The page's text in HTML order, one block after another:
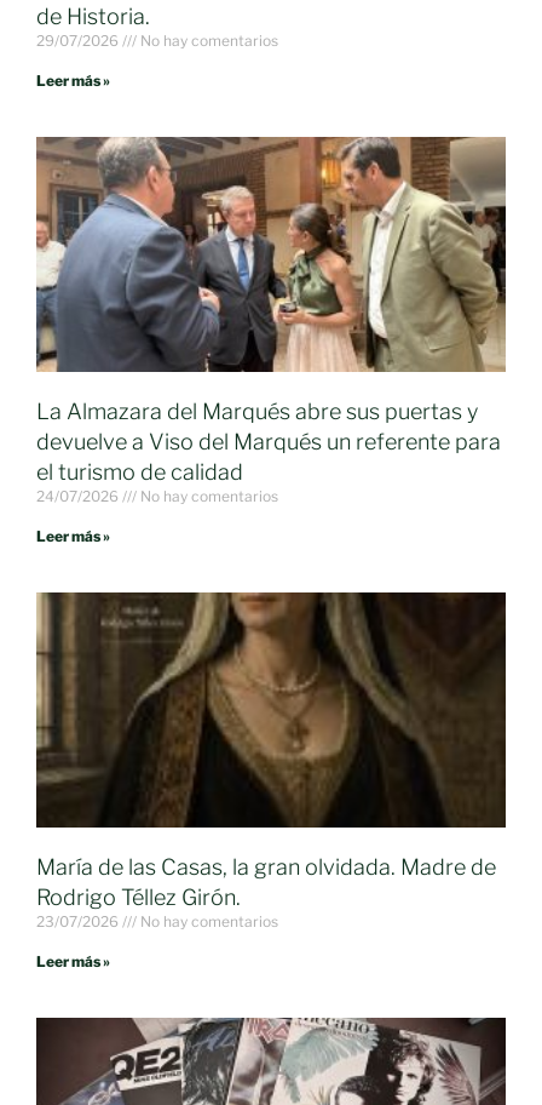
de Historia.
29/07/2026 No hay comentarios
Leer más »
La Almazara del Marqués abre sus puertas y
devuelve a Viso del Marqués un referente para
el turismo de calidad
24/07/2026 No hay comentarios
Leer más »
María de las Casas, la gran olvidada. Madre de
Rodrigo Téllez Girón.
23/07/2026 No hay comentarios
Leer más »